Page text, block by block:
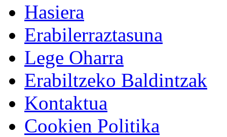
Hasiera
Erabilerraztasuna
Lege Oharra
Erabiltzeko Baldintzak
Kontaktua
Cookien Politika